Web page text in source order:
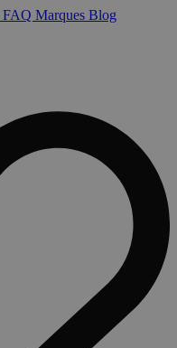
FAQ Marques Blog